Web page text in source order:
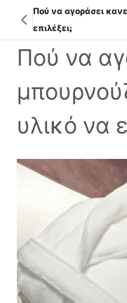
Πού να αγοράσει
επιλέξει;
Πού να
υλικό να